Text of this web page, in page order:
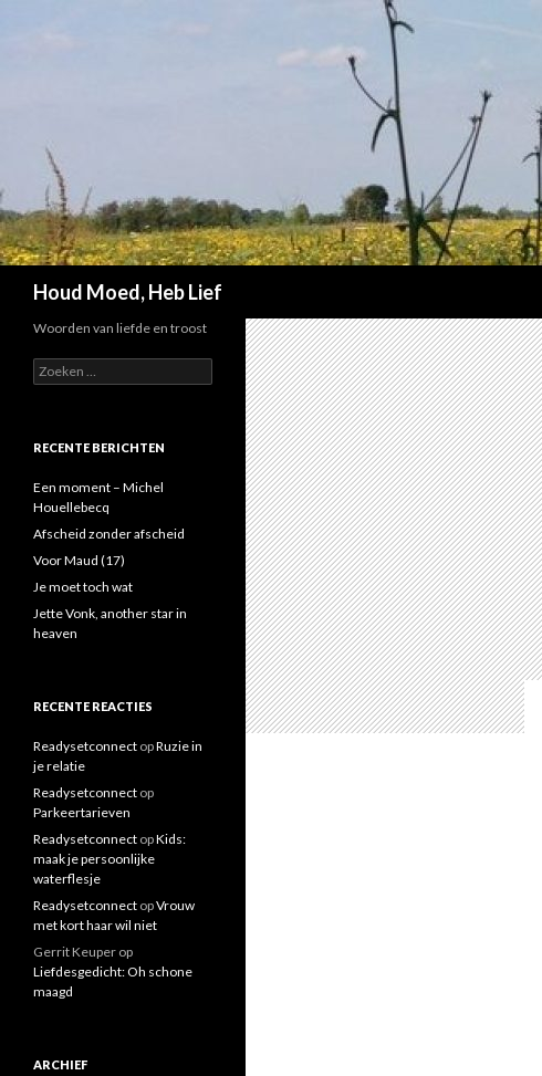
Houd Moed, Heb Lief
Woorden van liefde en troost
Z
o
e
n
a
a
:
RECENTE BERICHTEN
Een moment – Michel
Houellebecq
Afscheid zonder afscheid
Voor Maud (17)
Je moet toch wat
Jette Vonk, another star in
heaven
RECENTE REACTIES
Readysetconnect opRuzie in
je relatie
Readysetconnect op
Parkeertarieven
Readysetconnect opKids:
maak je persoonlijke
waterflesje
Readysetconnect opVrouw
met kort haar wil niet
Gerrit Keuper op
Liefdesgedicht: Oh schone
maagd
ARCHIEF